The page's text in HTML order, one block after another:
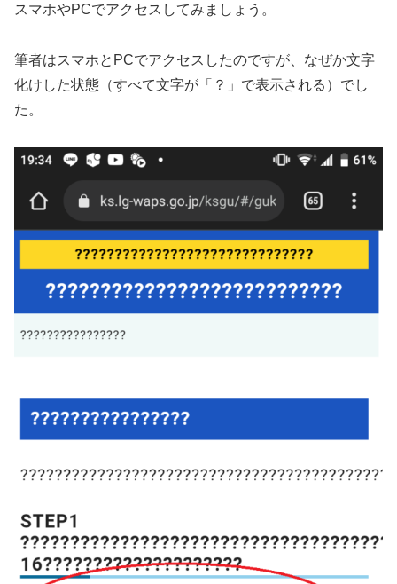
スマホやPCでアクセスしてみましょう。
筆者はスマホとPCでアクセスしたのですが、なぜか文字
化けした状態（すべて文字が「？」で表示される）でし
た。